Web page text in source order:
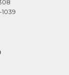
1039